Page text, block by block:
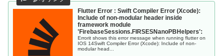
Flutter Error : Swift Compiler Error (Xcode):
Include of non-modular header inside
framework module
'FirebaseSessions.FIRSESNanoPBHelpers':
Errorit shows this error message when running flutter on
IOS 14Swift Compiler Error (Xcode): Include of non-
modular head...